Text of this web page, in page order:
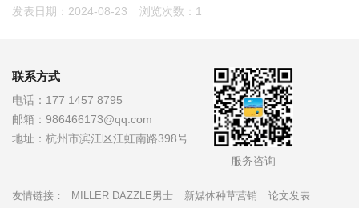
发表日期：2024-08-23 浏览次数：1
联系方式
电话： 177 1457 8795
邮箱： 986466173@qq.com
地址： 杭州市滨江区江虹南路398号
服务咨询
友情链接： MILLER DAZZLE男士 新媒体种草营销 论文发表